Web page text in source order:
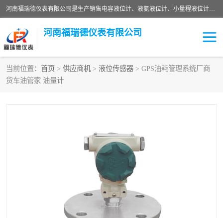
河南福瑞德仪表有限公司是生产销售电容液位计、液氨液位计、小量程液位计定制、智能锅炉水位计、液氮液位计等；并在产品开发、研制的过程中，吸取国内外仪器仪表的技术精华，建立了一支高、精、尖的科研开发队伍，使产品性能不断升级。
河南福瑞德仪表有限公司
当前位置： 首页 > 供应商机 > 液位传感器 > GPS油耗管理系统厂商
货车油管家 油量计
液位计
液氮液位计
液位计传感器定制
物位计